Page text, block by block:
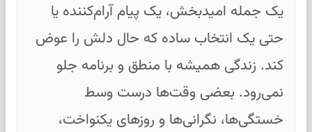
یک جمله امیدبخش، یک پیام آرام‌کننده یا
حتی یک انتخاب ساده که حال دلش را عوض
کند. زندگی همیشه با منطق و برنامه جلو
نمی‌رود. بعضی وقت‌ها درست وسط
خستگی‌ها، نگرانی‌ها و روزهای یکنواخت،